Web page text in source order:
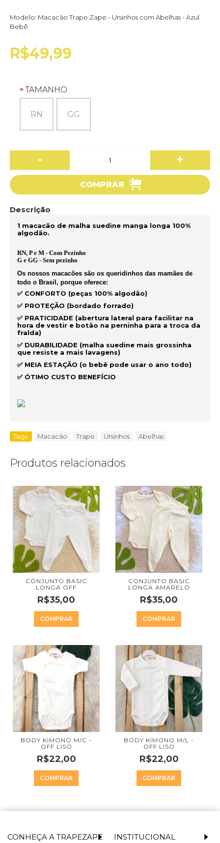
Modelo: Macacão Trape Zape - Ursinhos com Abelhas - Azul
Bebê
R$49,99
TAMANHO
RN GG
- +
COMPRAR
Descrição
1 macacão de malha suedine manga longa 100%
algodão.
RN, P e M - Com Pezinho
G e GG - Sem pezinho
Os nossos macacões são os queridinhos das mamães de
todo o Brasil, porque oferece:
✅ CONFORTO (peças 100% algodão)
✅ PROTEÇÃO (bordado forrado)
✅ PRATICIDADE (abertura lateral para facilitar na
hora de vestir e botão na perninha para a troca da
fralda)
✅ DURABILIDADE (malha suedine mais grossinha
que resiste a mais lavagens)
✅ MEIA ESTAÇÃO (o bebê pode usar o ano todo)
✅ ÓTIMO CUSTO BENEFÍCIO
Tags: Macacão Trape Ursinhos Abelhas
Produtos relacionados
CONJUNTO BASIC
LONGA OFF
R$35,00
COMPRAR
CONJUNTO BASIC
LONGA AMARELO
R$35,00
COMPRAR
BODY KIMONO M/C -
OFF LISO
R$22,00
COMPRAR
BODY KIMONO M/L -
OFF LISO
R$22,00
COMPRAR
CONHEÇA A TRAPEZAPE INSTITUCIONAL